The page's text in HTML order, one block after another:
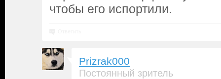
чтобы его испортили.
Prizrak000
Постоянный зритель